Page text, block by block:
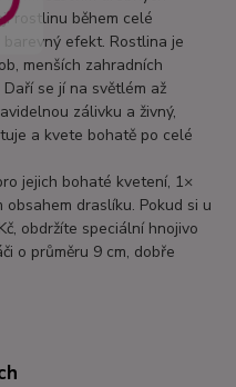
rostlinu během celé
efekt. Rostlina je
menších zahradních
se jí na světlém až
zálivku a živný,
a kvete bohatě po celé
jejich bohaté kvetení, 1×
draslíku. Pokud si u
obdržíte speciální hnojivo
o průměru 9 cm, dobře